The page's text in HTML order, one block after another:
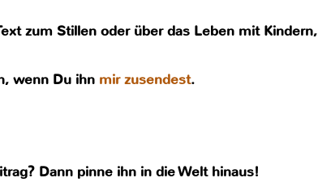
zum Stillen oder über das Leben mit Kindern,
wenn Du ihn mir zusendest.
Dann pinne ihn in die Welt hinaus!